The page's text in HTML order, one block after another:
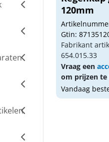
120mm
Gtin:
Fabrikant
654.015.33
Vraag een
om prijzen te
Vandaag